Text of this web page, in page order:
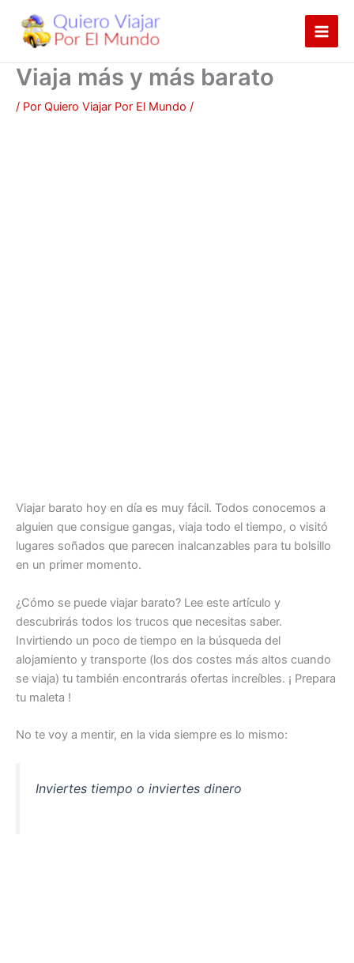
contenido
Viaja más y más barato
/ Por Quiero Viajar Por El Mundo /
Viajar barato hoy en día es muy fácil. Todos conocemos a
alguien que consigue gangas, viaja todo el tiempo, o visitó
lugares soñados que parecen inalcanzables para tu bolsillo
en un primer momento.
¿Cómo se puede viajar barato? Lee este artículo y
descubrirás todos los trucos que necesitas saber.
Invirtiendo un poco de tiempo en la búsqueda del
alojamiento y transporte (los dos costes más altos cuando
se viaja) tu también encontrarás ofertas increíbles. ¡ Prepara
tu maleta !
No te voy a mentir, en la vida siempre es lo mismo:
Inviertes tiempo o inviertes dinero